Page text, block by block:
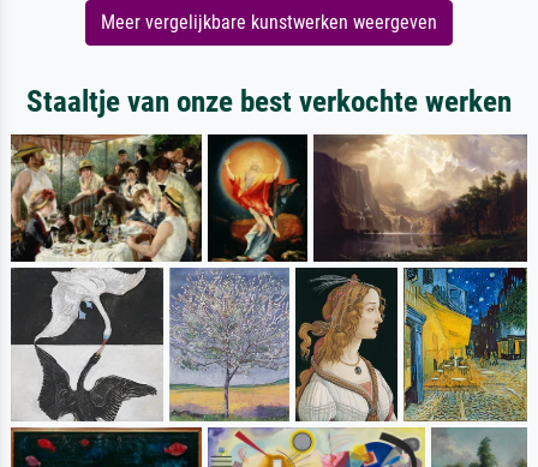
Meer vergelijkbare kunstwerken weergeven
Staaltje van onze best verkochte werken